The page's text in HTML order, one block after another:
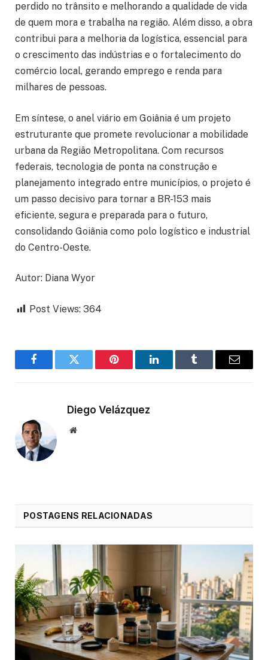
perdido no trânsito e melhorando a qualidade de vida
de quem mora e trabalha na região. Além disso, a obra
contribui para a melhoria da logística, essencial para
o crescimento das indústrias e o fortalecimento do
comércio local, gerando emprego e renda para
milhares de pessoas.
Em síntese, o anel viário em Goiânia é um projeto
estruturante que promete revolucionar a mobilidade
urbana da Região Metropolitana. Com recursos
federais, tecnologia de ponta na construção e
planejamento integrado entre municípios, o projeto é
um passo decisivo para tornar a BR-153 mais
eficiente, segura e preparada para o futuro,
consolidando Goiânia como polo logístico e industrial
do Centro-Oeste.
Autor: Diana Wyor
Post Views: 364
FacebookTwitter Pinterest LinkedInTumblr Email
Diego Velázquez
Website
POSTAGENS RELACIONADAS